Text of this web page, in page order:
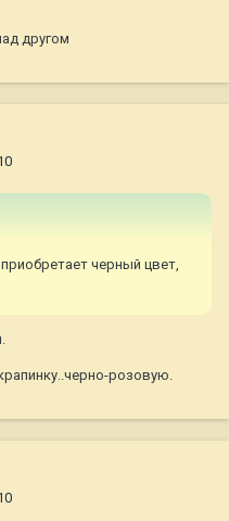
другом
черный цвет,
розовую.